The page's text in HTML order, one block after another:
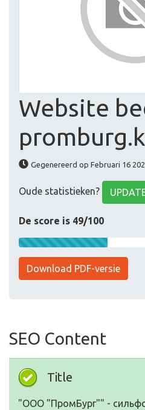
Website
Gegenereerd op Februari 16
Oude statistieken?
De score is 49/100
Download PDF-versie
SEO Content
Title
"ООО "ПромБург"" -